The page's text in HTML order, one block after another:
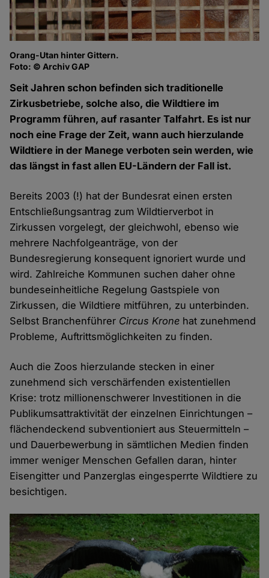
Orang-Utan hinter Gittern.
Foto: © Archiv GAP
Seit Jahren schon befinden sich traditionelle
Zirkusbetriebe, solche also, die Wildtiere im
Programm führen, auf rasanter Talfahrt. Es ist nur
noch eine Frage der Zeit, wann auch hierzulande
Wildtiere in der Manege verboten sein werden, wie
das längst in fast allen EU-Ländern der Fall ist.
Bereits 2003 (!) hat der Bundesrat einen ersten
Entschließungsantrag zum Wildtierverbot in
Zirkussen vorgelegt, der gleichwohl, ebenso wie
mehrere Nachfolgeanträge, von der
Bundesregierung konsequent ignoriert wurde und
wird. Zahlreiche Kommunen suchen daher ohne
bundeseinheitliche Regelung Gastspiele von
Zirkussen, die Wildtiere mitführen, zu unterbinden.
Selbst Branchenführer Circus Krone hat zunehmend
Probleme, Auftrittsmöglichkeiten zu finden.
Auch die Zoos hierzulande stecken in einer
zunehmend sich verschärfenden existentiellen
Krise: trotz millionenschwerer Investitionen in die
Publikumsattraktivität der einzelnen Einrichtungen –
flächendeckend subventioniert aus Steuermitteln –
und Dauerbewerbung in sämtlichen Medien finden
immer weniger Menschen Gefallen daran, hinter
Eisengitter und Panzerglas eingesperrte Wildtiere zu
besichtigen.